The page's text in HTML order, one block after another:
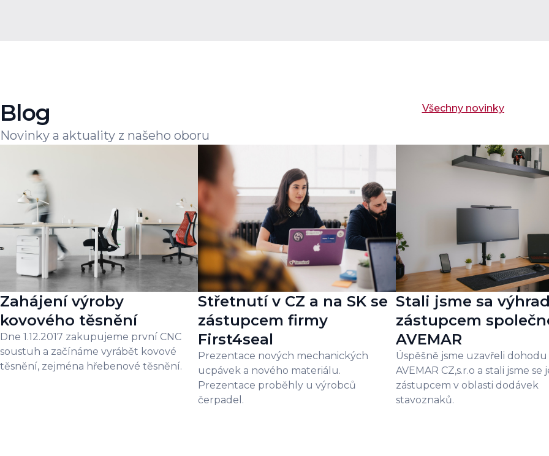
Blog
Novinky a aktuality z našeho oboru
Všechny novinky
Zahájení výroby
kovového těsnění
Dne 1.12.2017 zakupujeme první CNC
soustuh a začínáme vyrábět kovové
těsnění, zejména hřebenové těsnění.
Střetnutí v CZ a na SK se
zástupcem firmy
First4seal
Prezentace nových mechanických
ucpávek a nového materiálu.
Prezentace proběhly u výrobců
čerpadel.
Stali jsme sa
zástupcem
AVEMAR
Úspěšně jsme uzavřeli
AVEMAR CZ,s.r.o a stali jsme se
zástupcem v oblasti dodávek
stavoznaků.